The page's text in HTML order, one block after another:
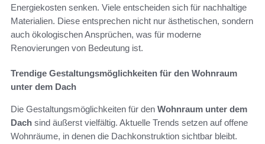
Energiekosten senken. Viele entscheiden sich für nachhaltige
Materialien. Diese entsprechen nicht nur ästhetischen, sondern
auch ökologischen Ansprüchen, was für moderne
Renovierungen von Bedeutung ist.
Trendige Gestaltungsmöglichkeiten für den Wohnraum
unter dem Dach
Die Gestaltungsmöglichkeiten für den Wohnraum unter dem
Dach sind äußerst vielfältig. Aktuelle Trends setzen auf offene
Wohnräume, in denen die Dachkonstruktion sichtbar bleibt.